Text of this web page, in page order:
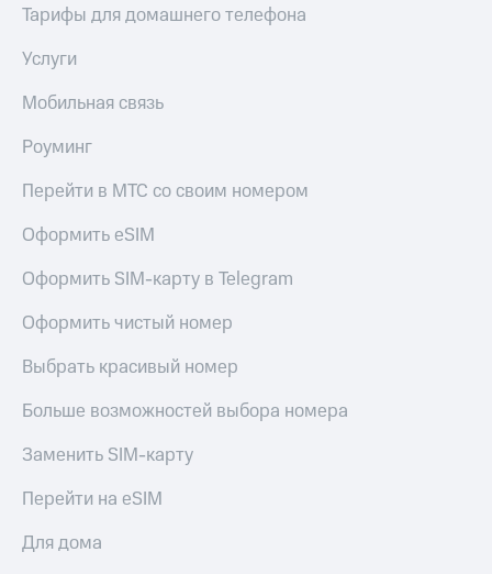
Тарифы для домашнего телефона
Услуги
Мобильная связь
Роуминг
Перейти в МТС со своим номером
Оформить eSIM
Оформить SIM-карту в Telegram
Оформить чистый номер
Выбрать красивый номер
Больше возможностей выбора номера
Заменить SIM-карту
Перейти на eSIM
Для дома